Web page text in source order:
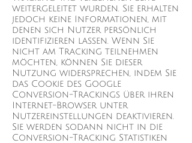
weitergeleitet wurden. Sie erhalten
jedoch keine Informationen, mit
denen sich Nutzer persönlich
identifizieren lassen. Wenn Sie
nicht am Tracking teilnehmen
möchten, können Sie dieser
Nutzung widersprechen, indem Sie
das Cookie des Google
Conversion-Trackings über ihren
Internet-Browser unter
Nutzereinstellungen deaktivieren.
Sie werden sodann nicht in die
Conversion-Tracking Statistiken